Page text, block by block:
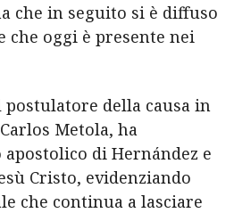
che in seguito si è diffuso
che oggi è presente nei
postulatore della causa in
Metola, ha
di Hernández e
Cristo, evidenziando
che continua a lasciare